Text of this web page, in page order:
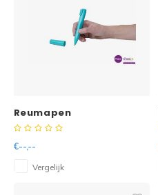
Reumapen
€--,--
Vergelijk